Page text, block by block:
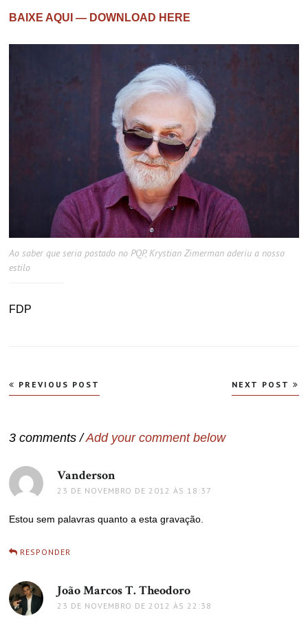
BAIXE AQUI — DOWNLOAD HERE
Ao saber que seria postado no PQP, Krystian Zimerman aderiu a nosso
estilo
FDP
Navegação
de
PREVIOUS POST NEXT POST
3 comments /Add your comment below
Vanderson
23 DE NOVEMBRO DE 2012 ÀS 18:37
Estou sem palavras quanto a esta gravação.
RESPONDER
João Marcos T. Theodoro
23 DE NOVEMBRO DE 2012 ÀS 22:38